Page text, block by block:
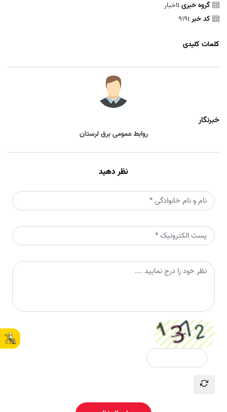
گروه خبری :اخبار
کد خبر :919
کلمات کلیدی
خبرنگار
روابط عمومی برق لرستان
نظر دهید